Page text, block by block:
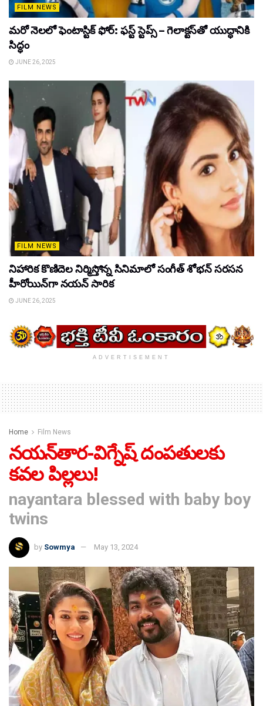
FILM NEWS
మరో నెలలో ఫెంటాస్టిక్ ఫోర్: ఫస్ట్ స్టెప్స్ – గెలాక్టస్‌తో యుద్ధానికి
సిద్ధం
JUNE 26, 2025
FILM NEWS
నిహారిక కొణిదెల నిర్మిస్తోన్న సినిమాలో సంగీత్ శోభన్ సరసన
హీరోయిన్‌గా నయన్ సారిక
JUNE 26, 2025
ADVERTISEMENT
Home Film News
నయన్‌తార-విగ్నేష్‌ దంపతులకు
కవల పిల్లలు!
nayantara blessed with baby boy
twins
by Sowmya May 13, 2024